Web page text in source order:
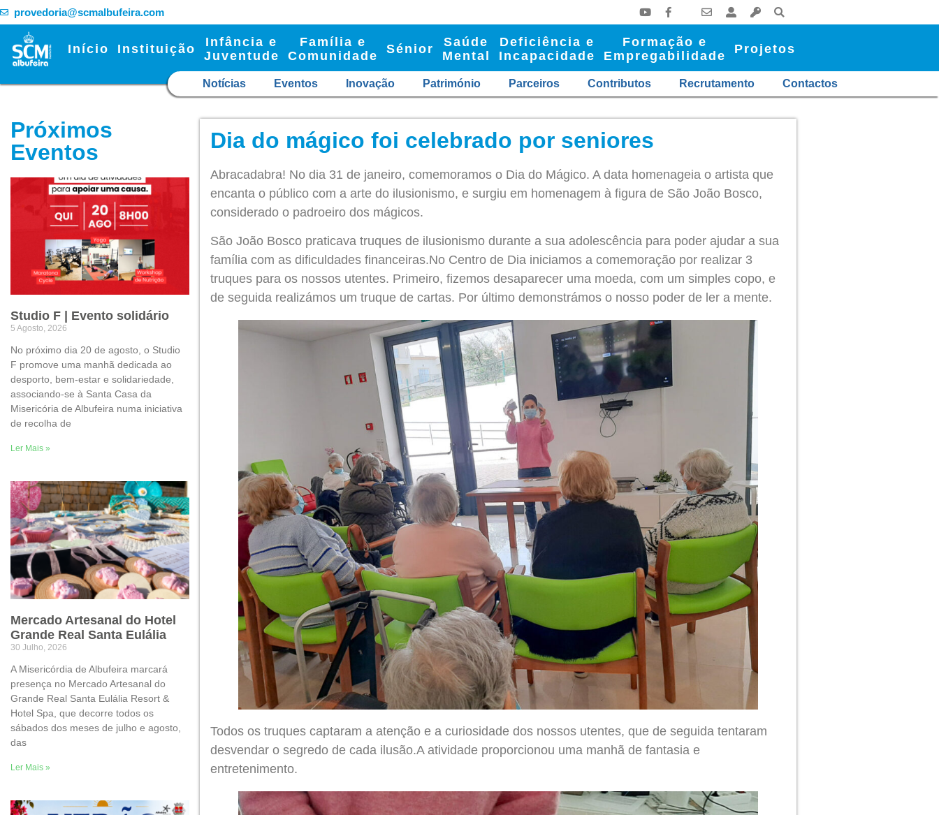
provedoria@scmalbufeira.com
Início Instituição
Infância e
Juventude
Família e
Comunidade
Sénior
Saúde
Mental
Deficiência e
Incapacidade
Formação e
Empregabilidade
Projetos
Notícias Eventos Inovação Património Parceiros Contributos Recrutamento Contactos
Próximos
Eventos
Studio F | Evento solidário
5 Agosto, 2026
No próximo dia 20 de agosto, o Studio
F promove uma manhã dedicada ao
desporto, bem-estar e solidariedade,
associando-se à Santa Casa da
Misericória de Albufeira numa iniciativa
de recolha de
Ler Mais »
Mercado Artesanal do Hotel
Grande Real Santa Eulália
30 Julho, 2026
A Misericórdia de Albufeira marcará
presença no Mercado Artesanal do
Grande Real Santa Eulália Resort &
Hotel Spa, que decorre todos os
sábados dos meses de julho e agosto,
das
Ler Mais »
Dia do mágico foi celebrado por seniores
Abracadabra! No dia 31 de janeiro, comemoramos o Dia do Mágico. A data homenageia o artista que
encanta o público com a arte do ilusionismo, e surgiu em homenagem à figura de São João Bosco,
considerado o padroeiro dos mágicos.
São João Bosco praticava truques de ilusionismo durante a sua adolescência para poder ajudar a sua
família com as dificuldades financeiras.No Centro de Dia iniciamos a comemoração por realizar 3
truques para os nossos utentes. Primeiro, fizemos desaparecer uma moeda, com um simples copo, e
de seguida realizámos um truque de cartas. Por último demonstrámos o nosso poder de ler a mente.
Todos os truques captaram a atenção e a curiosidade dos nossos utentes, que de seguida tentaram
desvendar o segredo de cada ilusão.A atividade proporcionou uma manhã de fantasia e
entretenimento.